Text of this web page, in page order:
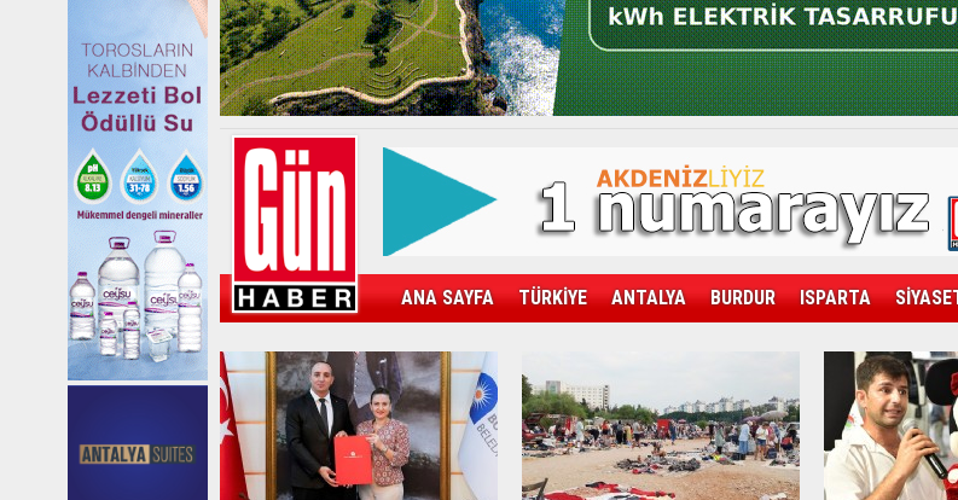
ANA SAYFA TÜRKİYE ANTALYA BURDUR ISPARTA
KAMPÜS SPOR GÜN'ÜN ÜRÜNÜ